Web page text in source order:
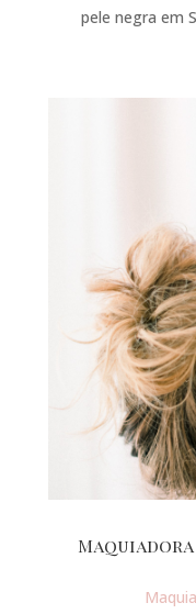
pele negra em
Maquiadora